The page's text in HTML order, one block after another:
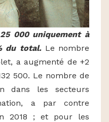
000 uniquement à
du total.Le nombre
a augmenté de +2
500. Le nombre de
dans les secteurs
a par contre
2018 ; et pour les